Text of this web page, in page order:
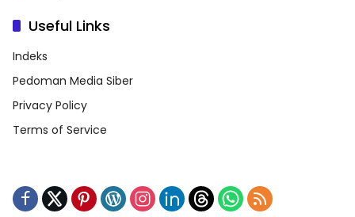
Useful Links
Indeks
Pedoman Media Siber
Privacy Policy
Terms of Service